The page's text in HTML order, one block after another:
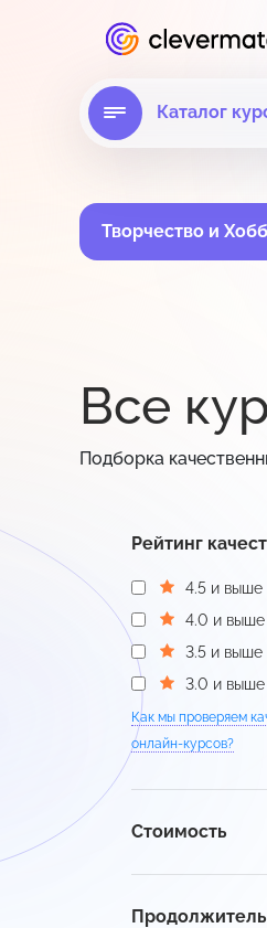
Каталог
Творчество и
Все
Подборка
Рейтинг
4.5 и выше
4.0 и выше
3.5 и выше
3.0 и выше
Как мы проверяем
онлайн-курсов?
Стоимость